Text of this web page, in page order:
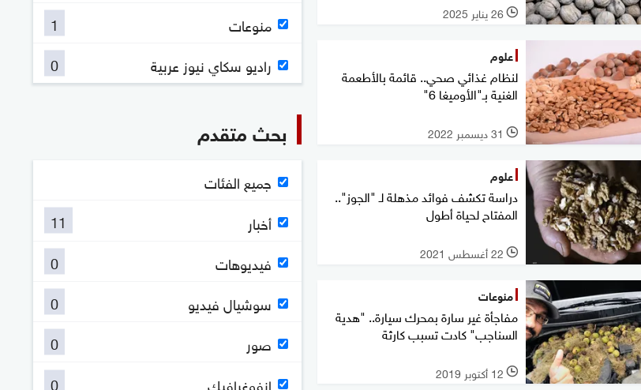
l 26 يناير 2025
علوم
لنظام غذائي صحي.. قائمة بالأطعمة
الغنية بـ"الأوميغا 6"
l 31 ديسمبر 2022
علوم
دراسة تكشف فوائد مذهلة لـ "الجوز"..
المفتاح لحياة أطول
l 22 أغسطس 2021
منوعات
مفاجأة غير سارة بمحرك سيارة.. "هدية
السناجب" كادت تسبب كارثة
l 12 أكتوبر 2019
منوعات
1
راديو سكاي نيوز عربية
0
بحث متقدم
جميع الفئات
أخبار
11
فيديوهات
0
سوشيال فيديو
0
صور
0
إنفوغرافيك
0